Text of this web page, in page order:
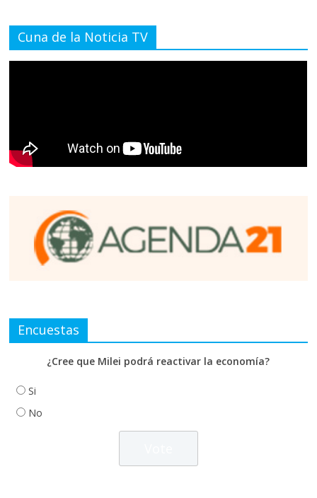
Cuna de la Noticia TV
Encuestas
¿Cree que Milei podrá reactivar la economía?
Si
No